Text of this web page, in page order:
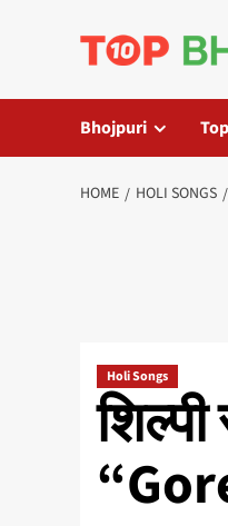
Bhojpuri
HOME HOLI SONGS
Holi Songs